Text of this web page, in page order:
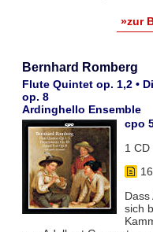
»zur
Bernhard Romberg
Flute Quintet op. 1,2 •
op. 8
Ardinghello Ensemble
cpo
1 CD
Dass
sich